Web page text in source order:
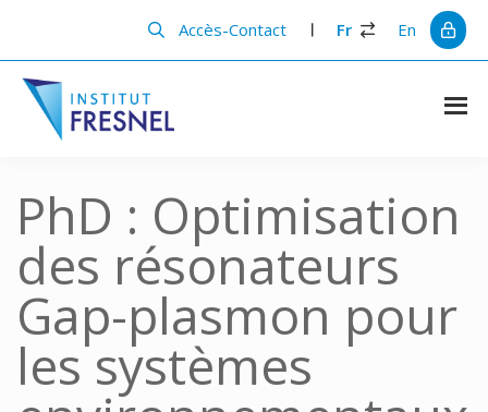
principal
barre
principale
Accès-Contact Fr En
Institut
en
photonique
PhD : Optimisation
des résonateurs
Gap-plasmon pour
les systèmes